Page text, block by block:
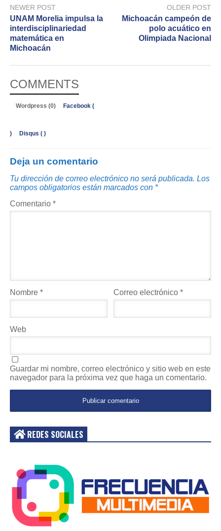
NEWER POST
UNAM Morelia impulsa la
interdisciplinariedad
matemática en
Michoacán
OLDER POST
Michoacán campeón de
polo acuático en
Olimpiada Nacional
COMMENTS
Wordpress (0) Facebook (
) Disqus ( )
Deja un comentario
Tu dirección de correo electrónico no será publicada. Los
campos obligatorios están marcados con *
Comentario *
Nombre * Correo electrónico*
Web
Guardar mi nombre, correo electrónico y sitio web en este
navegador para la próxima vez que haga un comentario.
REDES SOCIALES